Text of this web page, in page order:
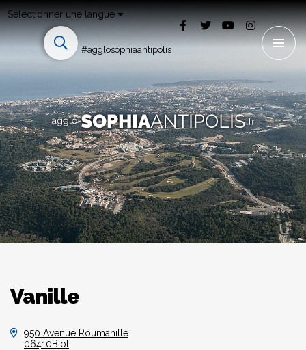
Sélectionner une langue
#agglosophiaantipolis
Vanille
950 Avenue Roumanille
06410Biot